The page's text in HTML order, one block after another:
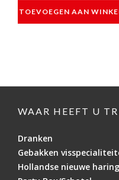
TOEVOEGEN AAN
WAAR HEEFT U
Dranken
Gebakken
Hollandse nieuwe haring